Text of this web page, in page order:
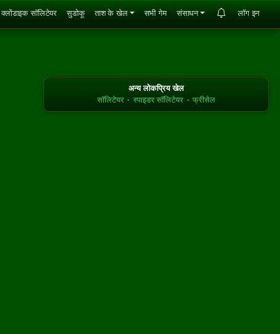
क्लोंडाइक सॉलिटेयर सुडोकू ताश के खेल सभी गेम संसाधन लॉग इन
अन्य लोकप्रिय खेल
सॉलिटेयर · स्पाइडर सॉलिटेयर · फ्रीसेल